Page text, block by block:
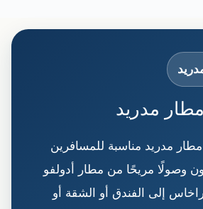
مدريد
مدريد مناسبة للمسافرين
وصولًا مريحًا من مطار أدولفو
إلى الفندق أو الشقة أو